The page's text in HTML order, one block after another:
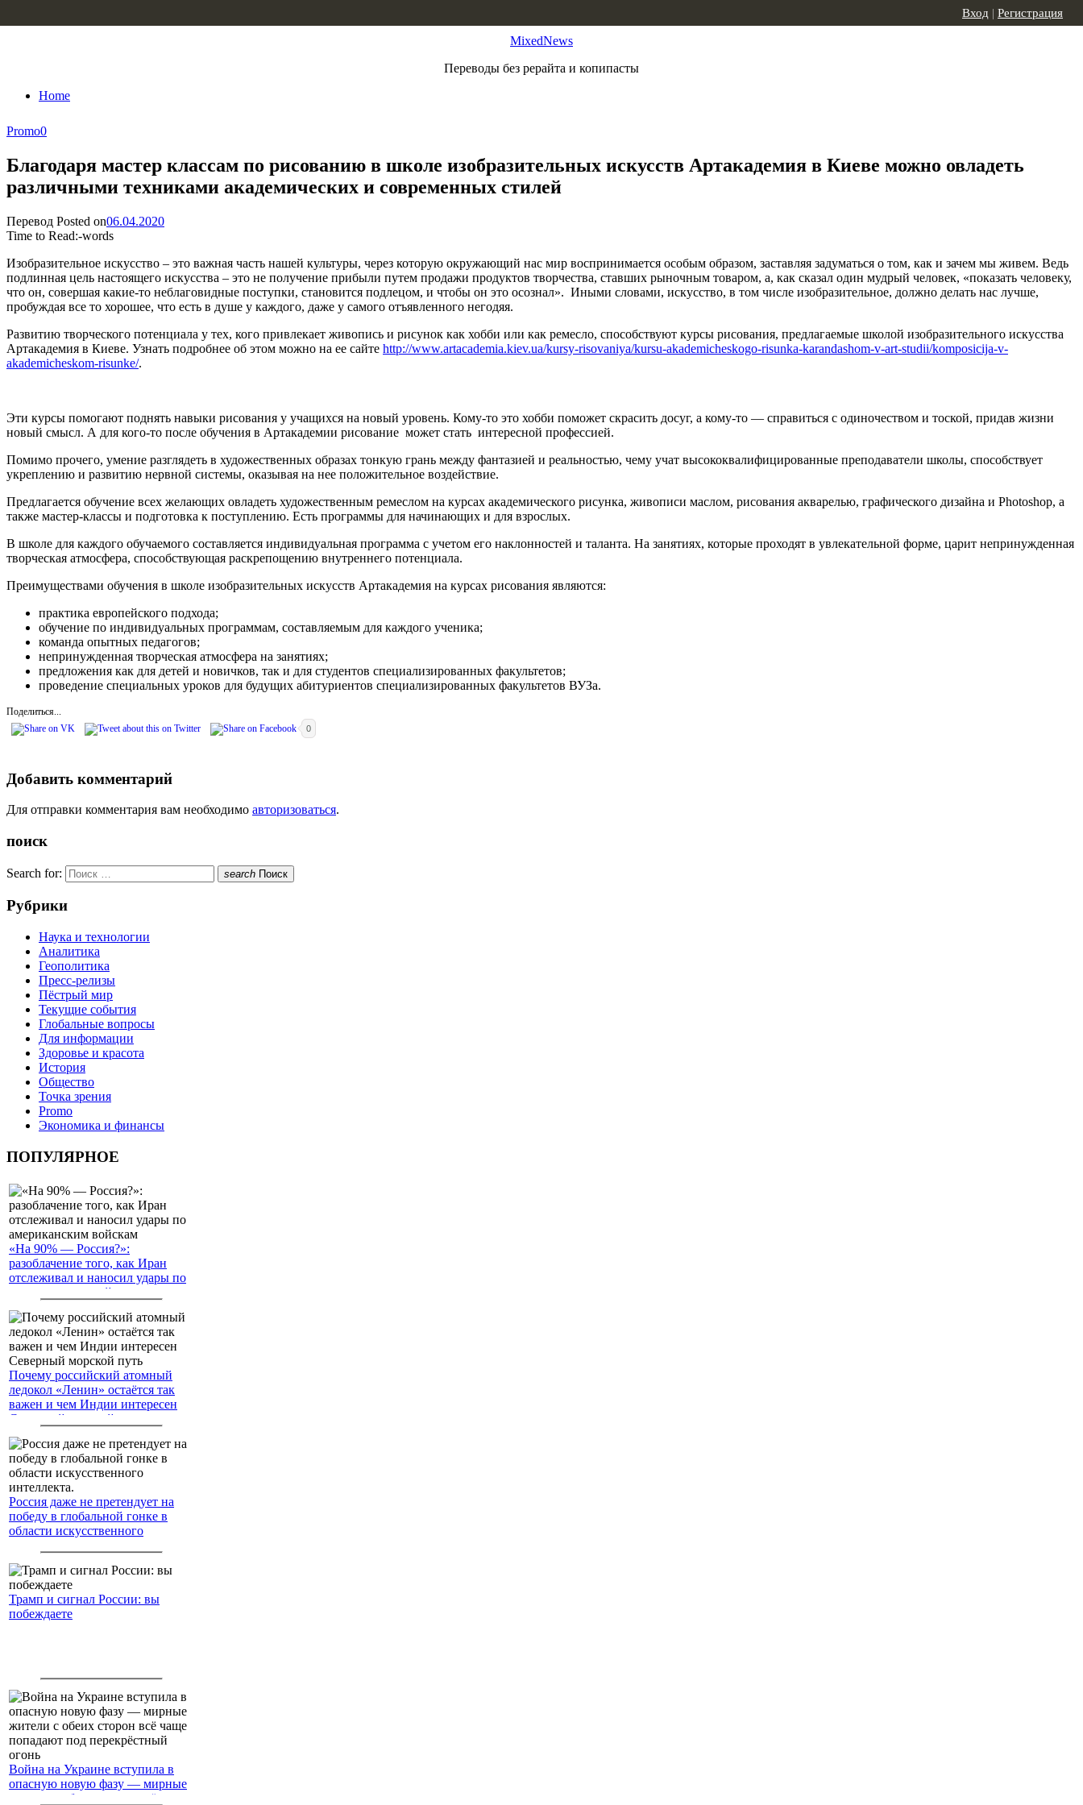
MixedNews
Переводы без рерайта и копипасты
Home
Вход | Регистрация
Promo0
Благодаря мастер классам по рисованию в школе изобразительных искусств Артакадемия в Киеве можно овладеть
различными техниками академических и современных стилей
Перевод Posted on06.04.2020
Time to Read:-words
Изобразительное искусство – это важная часть нашей культуры, через которую окружающий нас мир воспринимается особым образом, заставляя задуматься о том, как и зачем мы живем. Ведь
подлинная цель настоящего искусства – это не получение прибыли путем продажи продуктов творчества, ставших рыночным товаром, а, как сказал один мудрый человек, «показать человеку,
что он, совершая какие-то неблаговидные поступки, становится подлецом, и чтобы он это осознал». Иными словами, искусство, в том числе изобразительное, должно делать нас лучше,
пробуждая все то хорошее, что есть в душе у каждого, даже у самого отъявленного негодяя.
Развитию творческого потенциала у тех, кого привлекает живопись и рисунок как хобби или как ремесло, способствуют курсы рисования, предлагаемые школой изобразительного искусства
Артакадемия в Киеве. Узнать подробнее об этом можно на ее сайте http://www.artacademia.kiev.ua/kursy-risovaniya/kursu-akademicheskogo-risunka-karandashom-v-art-studii/komposicija-v-
akademicheskom-risunke/.
Эти курсы помогают поднять навыки рисования у учащихся на новый уровень. Кому-то это хобби поможет скрасить досуг, а кому-то — справиться с одиночеством и тоской, придав жизни
новый смысл. А для кого-то после обучения в Артакадемии рисование может стать интересной профессией.
Помимо прочего, умение разглядеть в художественных образах тонкую грань между фантазией и реальностью, чему учат высококвалифицированные преподаватели школы, способствует
укреплению и развитию нервной системы, оказывая на нее положительное воздействие.
Предлагается обучение всех желающих овладеть художественным ремеслом на курсах академического рисунка, живописи маслом, рисования акварелью, графического дизайна и Photoshop, а
также мастер-классы и подготовка к поступлению. Есть программы для начинающих и для взрослых.
В школе для каждого обучаемого составляется индивидуальная программа с учетом его наклонностей и таланта. На занятиях, которые проходят в увлекательной форме, царит непринужденная
творческая атмосфера, способствующая раскрепощению внутреннего потенциала.
Преимуществами обучения в школе изобразительных искусств Артакадемия на курсах рисования являются:
практика европейского подхода;
обучение по индивидуальных программам, составляемым для каждого ученика;
команда опытных педагогов;
непринужденная творческая атмосфера на занятиях;
предложения как для детей и новичков, так и для студентов специализированных факультетов;
проведение специальных уроков для будущих абитуриентов специализированных факультетов ВУЗа.
Поделиться...
0
Добавить комментарий
Для отправки комментария вам необходимо авторизоваться.
поиск
Search for: search Поиск
Рубрики
Наука и технологии
Аналитика
Геополитика
Пресс-релизы
Пёстрый мир
Текущие события
Глобальные вопросы
Для информации
Здоровье и красота
История
Общество
Точка зрения
Promo
Экономика и финансы
ПОПУЛЯРНОЕ
«На 90% — Россия?»:
разоблачение того, как Иран
отслеживал и наносил удары по
американским войскам
Почему российский атомный
ледокол «Ленин» остаётся так
важен и чем Индии интересен
Северный морской путь
Россия даже не претендует на
победу в глобальной гонке в
области искусственного
Трамп и сигнал России: вы
побеждаете
Война на Украине вступила в
опасную новую фазу — мирные
жители с обеих сторон всё чаще